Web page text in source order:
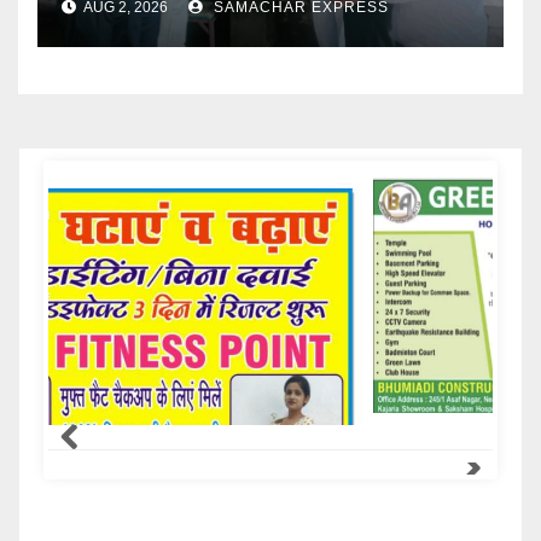
AUG 2, 2026 SAMACHAR EXPRESS
Samachar Express